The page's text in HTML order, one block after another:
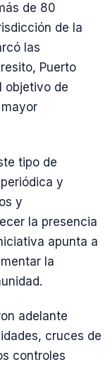
de 80
de la
las
Puerto
objetivo de
tipo de
y
y
la presencia
apunta a
la
adelante
cruces de
controles